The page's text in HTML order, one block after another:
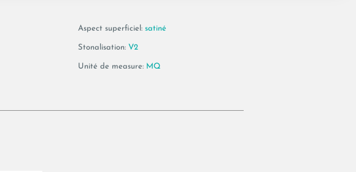
Aspect superficiel: satiné
Stonalisation: V2
Unité de measure: MQ